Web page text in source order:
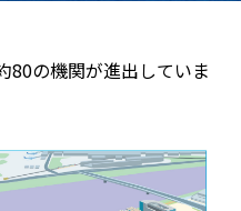
80の機関が進出していま